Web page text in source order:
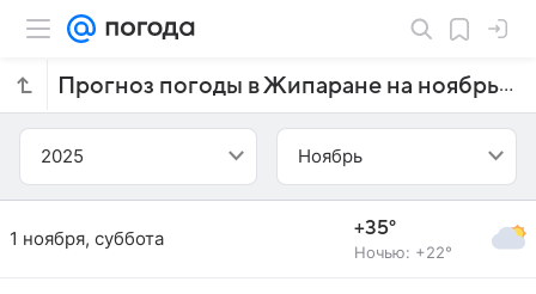
Прогноз погоды в Жипаране на ноябрь 2025 года
2025 Ноябрь
1 ноября, суббота +35°
Ночью: +22°